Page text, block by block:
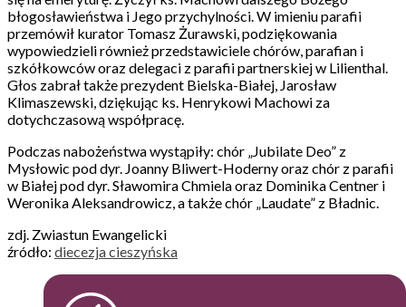
błogosławieństwa i Jego przychylności. W imieniu parafii
przemówił kurator Tomasz Żurawski, podziękowania
wypowiedzieli również przedstawiciele chórów, parafian i
szkółkowców oraz delegaci z parafii partnerskiej w Lilienthal.
Głos zabrał także prezydent Bielska-Białej, Jarosław
Klimaszewski, dziękując ks. Henrykowi Machowi za
dotychczasową współpracę.
Podczas nabożeństwa wystąpiły: chór „Jubilate Deo” z
Mysłowic pod dyr. Joanny Bliwert-Hoderny oraz chór z parafii
w Białej pod dyr. Sławomira Chmiela oraz Dominika Centner i
Weronika Aleksandrowicz, a także chór „Laudate” z Bładnic.
zdj. Zwiastun Ewangelicki
źródło: diecezja cieszyńska